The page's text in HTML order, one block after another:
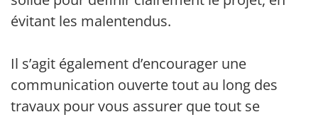
évitant les malentendus.
Il s’agit également d’encourager une
communication ouverte tout au long des
travaux pour vous assurer que tout se